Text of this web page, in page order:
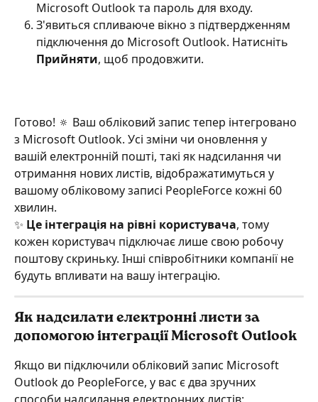
Microsoft Outlook та пароль для входу.
З'явиться спливаюче вікно з підтвердженням
підключення до Microsoft Outlook. Натисніть
Прийняти, щоб продовжити.
Готово! 🔅 Ваш обліковий запис тепер інтегровано
з Microsoft Outlook. Усі зміни чи оновлення у
вашій електронній пошті, такі як надсилання чи
отримання нових листів, відображатимуться у
вашому обліковому записі PeopleForce кожні 60
хвилин.
✨ Це інтеграція на рівні користувача, тому
кожен користувач підключає лише свою робочу
поштову скриньку. Інші співробітники компанії не
будуть впливати на вашу інтеграцію.
Як надсилати електронні листи за
допомогою інтеграції Microsoft Outlook
Якщо ви підключили обліковий запис Microsoft
Outlook до PeopleForce, у вас є два зручних